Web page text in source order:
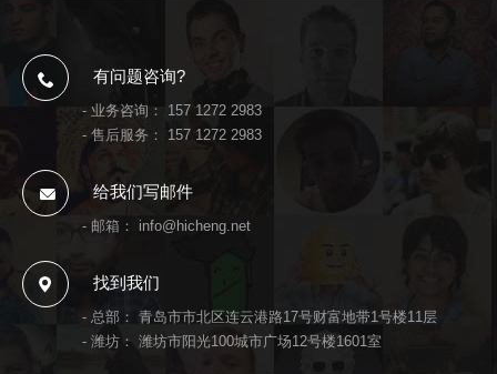
有问题咨询?
- 业务咨询： 157 1272 2983
- 售后服务： 157 1272 2983
给我们写邮件
- 邮箱： info@hicheng.net
找到我们
- 总部： 青岛市市北区连云港路17号财富地带1号楼11层
- 潍坊： 潍坊市阳光100城市广场12号楼1601室